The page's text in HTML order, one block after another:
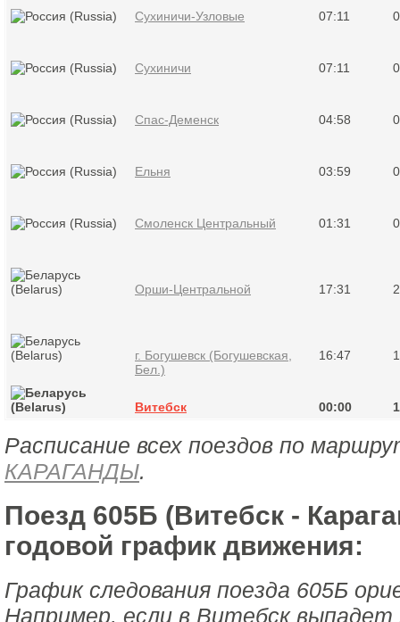
Сухиничи-Узловые 07:11
Сухиничи 07:11
Спас-Деменск 04:58
Ельня 03:59
Смоленск Центральный 01:31
Орши-Центральной 17:31
г. Богушевск (Богушевская,
Бел.)
16:47
Витебск 00:00
Расписание всех поездов по
КАРАГАНДЫ.
Поезд 605Б (Витебск -
годовой график движения:
График следования поезда 605Б
Например, если в Витебск выпадет